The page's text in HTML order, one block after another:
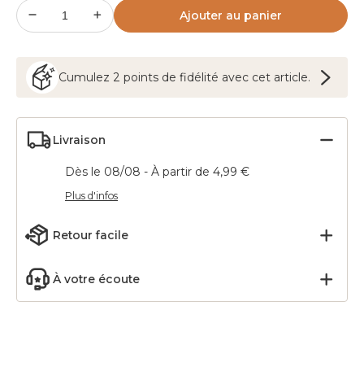
Ajouter au panier
Cumulez 2 points de fidélité avec cet article.
Livraison
Dès le 08/08 - À partir de 4,99 €
Plus d'infos
Retour facile
À votre écoute